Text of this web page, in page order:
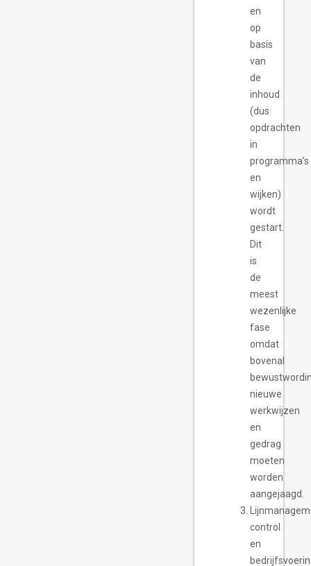
en
op
basis
van
de
inhoud
(dus
opdrachten
in
programma’s
en
wijken)
wordt
gestart.
Dit
is
de
meest
wezenlijke
fase
omdat
bovenal
nieuwe
werkwijzen
en
gedrag
moeten
worden
aangejaagd.
control
en